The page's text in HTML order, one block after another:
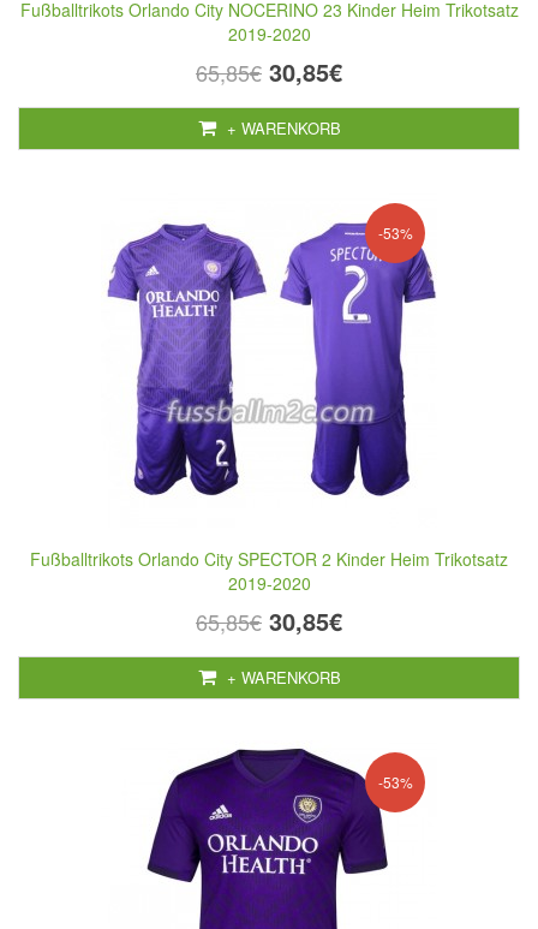
Fußballtrikots Orlando City NOCERINO 23 Kinder Heim Trikotsatz
2019-2020
65,85€ 30,85€
+ WARENKORB
-53%
Fußballtrikots Orlando City SPECTOR 2 Kinder Heim Trikotsatz
2019-2020
65,85€ 30,85€
+ WARENKORB
-53%